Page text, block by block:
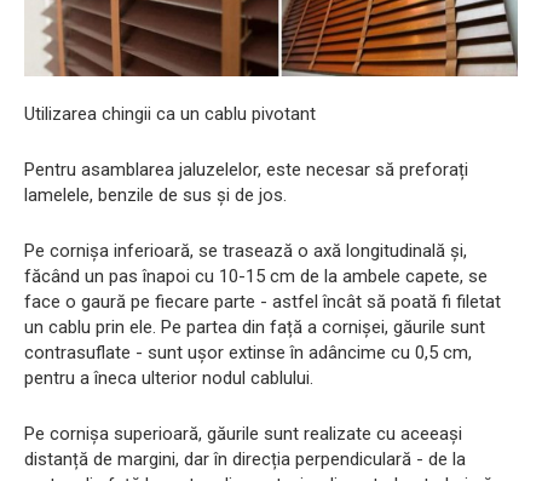
Utilizarea chingii ca un cablu pivotant
Pentru asamblarea jaluzelelor, este necesar să preforați
lamelele, benzile de sus și de jos.
Pe cornișa inferioară, se trasează o axă longitudinală și,
făcând un pas înapoi cu 10-15 cm de la ambele capete, se
face o gaură pe fiecare parte - astfel încât să poată fi filetat
un cablu prin ele. Pe partea din față a cornișei, găurile sunt
contrasuflate - sunt ușor extinse în adâncime cu 0,5 cm,
pentru a îneca ulterior nodul cablului.
Pe cornișa superioară, găurile sunt realizate cu aceeași
distanță de margini, dar în direcția perpendiculară - de la